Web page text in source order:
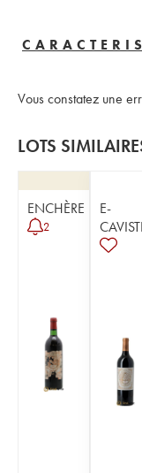
Vous constatez une
LOTS
ENCHÈRE
2
E-